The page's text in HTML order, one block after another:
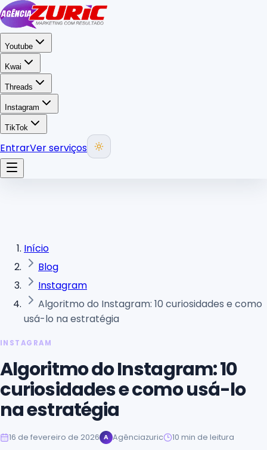
Youtube
Kwai
Threads
Instagram
TikTok
EntrarVer serviços
Início
Blog
Instagram
Algoritmo do Instagram: 10 curiosidades e como
usá-lo na estratégia
INSTAGRAM
Algoritmo do Instagram: 10
curiosidades e como usá-lo
na estratégia
16 de fevereiro de 2026 A Agênciazuric 10 min de leitura